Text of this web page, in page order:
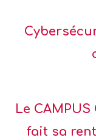
Le
fait sa